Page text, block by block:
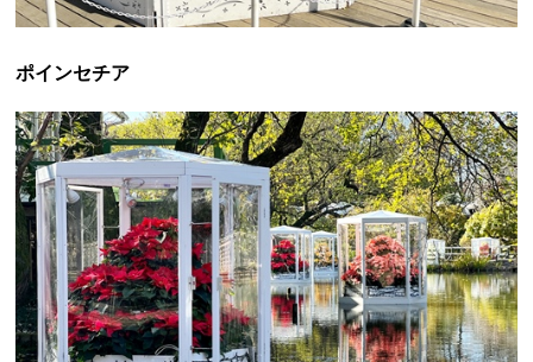
ポインセチア